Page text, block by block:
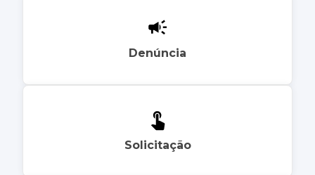
Denúncia
Solicitação